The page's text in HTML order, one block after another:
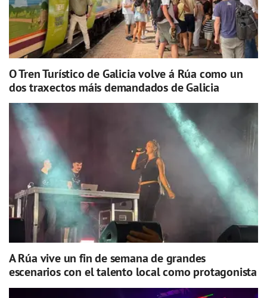
O Tren Turístico de Galicia volve á Rúa como un
dos traxectos máis demandados de Galicia
A Rúa vive un fin de semana de grandes
escenarios con el talento local como protagonista